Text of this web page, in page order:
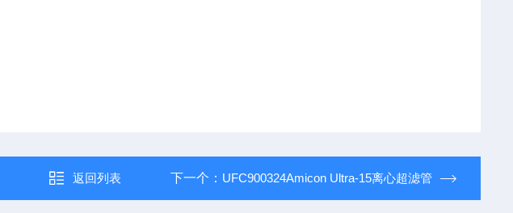
返回列表 下一个： UFC900324Amicon Ultra-15离心超滤管